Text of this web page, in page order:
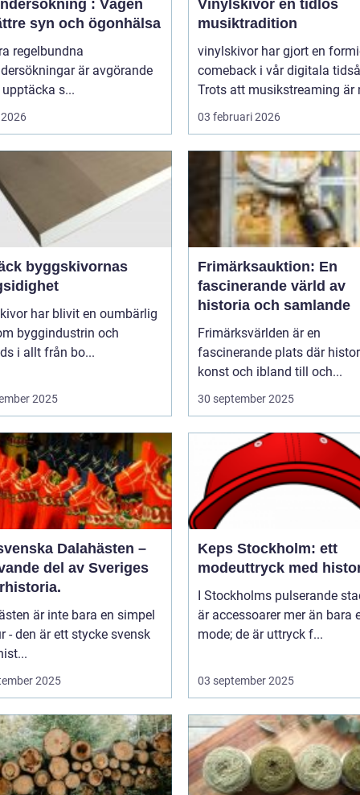
: Vägen
syn och ögonhälsa
regelbundna
är avgörande
s...
Vinylskivor en tidlös
musiktradition
vinylskivor har gjort en
comeback i vår digitala
Trots att musikstreaming är
03 februari 2026
byggskivornas
har blivit en oumbärlig
byggindustrin och
i allt från bo...
2025
Frimärksauktion: En
fascinerande värld av
historia och samlande
Frimärksvärlden är en
fascinerande plats där
konst och ibland till och...
30 september 2025
Dalahästen –
del av Sveriges
är inte bara en simpel
- den är ett stycke svensk
2025
Keps Stockholm: ett
modeuttryck med
I Stockholms pulserande
är accessoarer mer än bara
mode; de är uttryck f...
03 september 2025